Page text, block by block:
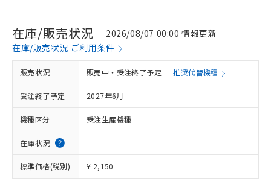
在庫/販売状況
2026/08/07 00:00 情報更新
在庫/販売状況 ご利用条件
販売状況 販売中・受注終了予定 推奨代替機種
受注終了予定 2027年6月
機種区分 受注生産機種
在庫状況
標準価格(税別) ¥ 2,150